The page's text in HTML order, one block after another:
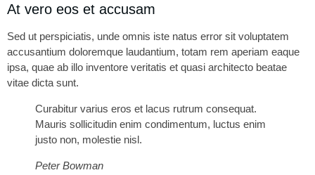
At vero eos et accusam
Sed ut perspiciatis, unde omnis iste natus error sit voluptatem
accusantium doloremque laudantium, totam rem aperiam eaque
ipsa, quae ab illo inventore veritatis et quasi architecto beatae
vitae dicta sunt.
Curabitur varius eros et lacus rutrum consequat.
Mauris sollicitudin enim condimentum, luctus enim
justo non, molestie nisl.
Peter Bowman